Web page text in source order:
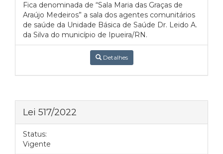
Fica denominada de “Sala Maria das Graças de
Araújo Medeiros” a sala dos agentes comunitários
de saúde da Unidade Básica de Saúde Dr. Leido A.
da Silva do município de Ipueira/RN.
Detalhes
Lei 517/2022
Status:
Vigente